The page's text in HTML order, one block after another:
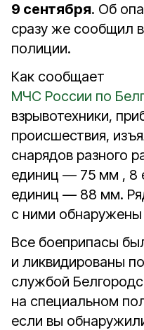
9 сентября. Об
сразу же сообщил
полиции.
Как сообщает
МЧС России по
взрывотехники,
происшествия,
снарядов разного
единиц — 75 мм , 8
единиц — 88 мм.
с ними обнаружены
Все боеприпасы
и ликвидированы
службой
на специальном
если вы